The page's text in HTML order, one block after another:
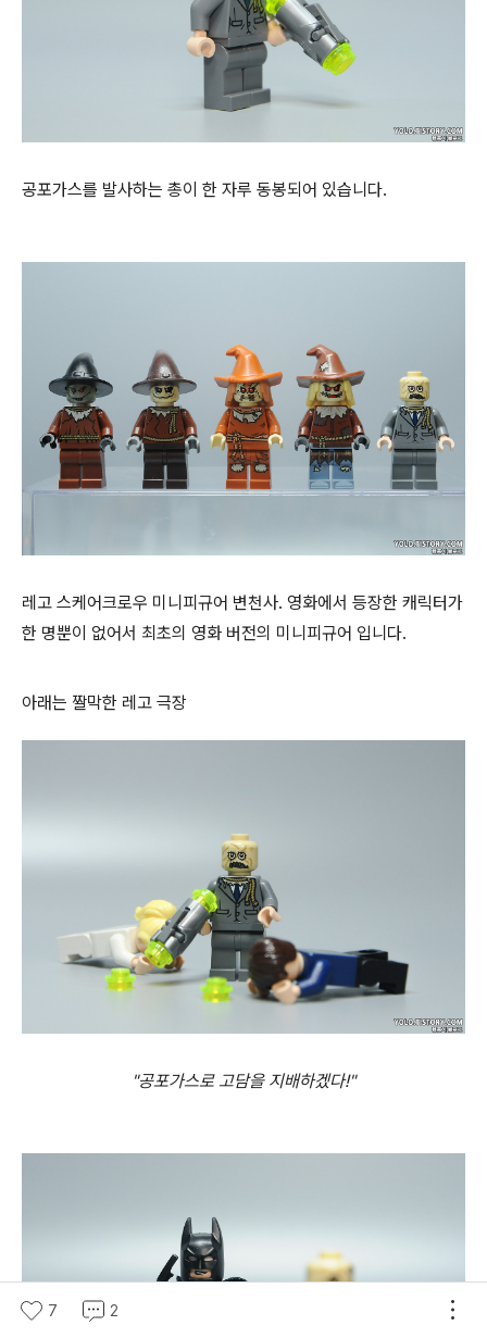
공포가스를 발사하는 총이 한 자루 동봉되어 있습니다.
레고 스케어크로우 미니피규어 변천사. 영화에서 등장한 캐릭터가
한 명뿐이 없어서 최초의 영화 버전의 미니피규어 입니다.
아래는 짤막한 레고 극장
"공포가스로 고담을 지배하겠다!"
7 2